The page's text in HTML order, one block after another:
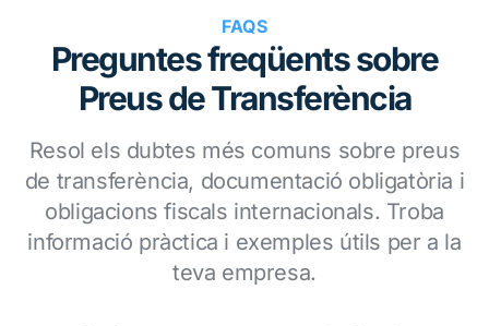
FAQS
Preguntes freqüents sobre
Preus de Transferència
Resol els dubtes més comuns sobre preus
de transferència, documentació obligatòria i
obligacions fiscals internacionals. Troba
informació pràctica i exemples útils per a la
teva empresa.